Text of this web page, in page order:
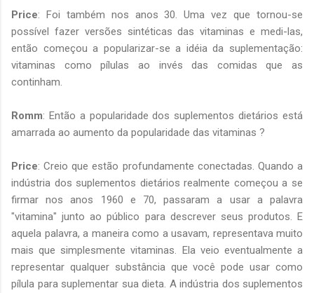
Price: Foi também nos anos 30. Uma vez que tornou-se
possível fazer versões sintéticas das vitaminas e medi-las,
então começou a popularizar-se a idéia da suplementação:
vitaminas como pílulas ao invés das comidas que as
continham.
Romm: Então a popularidade dos suplementos dietários está
amarrada ao aumento da popularidade das vitaminas ?
Price: Creio que estão profundamente conectadas. Quando a
indústria dos suplementos dietários realmente começou a se
firmar nos anos 1960 e 70, passaram a usar a palavra
"vitamina" junto ao público para descrever seus produtos. E
aquela palavra, a maneira como a usavam, representava muito
mais que simplesmente vitaminas. Ela veio eventualmente a
representar qualquer substância que você pode usar como
pílula para suplementar sua dieta. A indústria dos suplementos